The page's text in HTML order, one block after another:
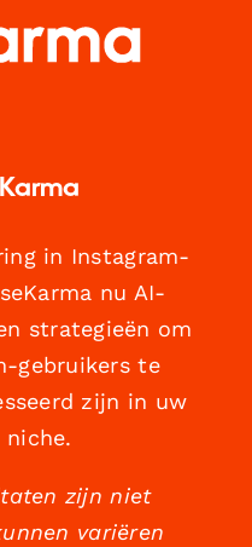
in Instagram-
nu AI-
strategieën om
gebruikers te
zijn in uw
niche.
zijn niet
variëren